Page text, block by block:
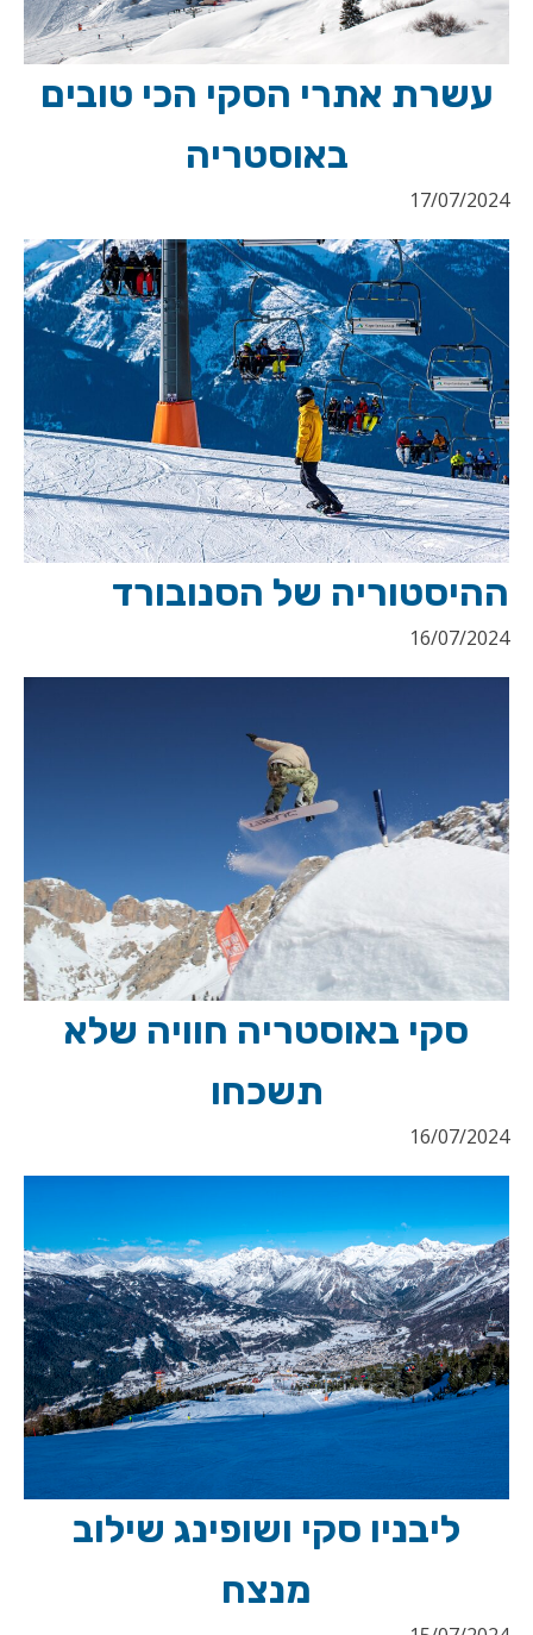
עשרת אתרי הסקי הכי טובים
באוסטריה
17/07/2024
ההיסטוריה של הסנובורד
16/07/2024
סקי באוסטריה חוויה שלא
תשכחו
16/07/2024
ליבניו סקי ושופינג שילוב
מנצח